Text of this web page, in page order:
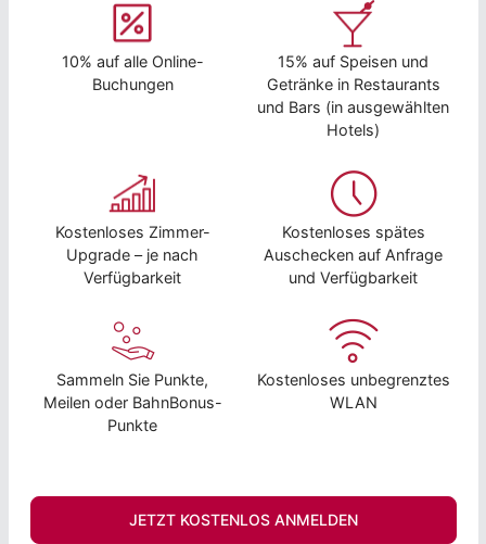
10% auf alle Online-
Buchungen
15% auf Speisen und
Getränke in Restaurants
und Bars (in ausgewählten
Hotels)
Kostenloses Zimmer-
Upgrade – je nach
Verfügbarkeit
Kostenloses spätes
Auschecken auf Anfrage
und Verfügbarkeit
Sammeln Sie Punkte,
Meilen oder BahnBonus-
Punkte
Kostenloses unbegrenztes
WLAN
JETZT KOSTENLOS ANMELDEN